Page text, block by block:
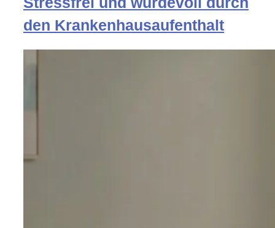
den Krankenhausaufenthalt